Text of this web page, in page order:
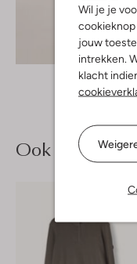
Wil je je
cookieknop
jouw
intrekken.
klacht
Ontdek de
Ook iets voor